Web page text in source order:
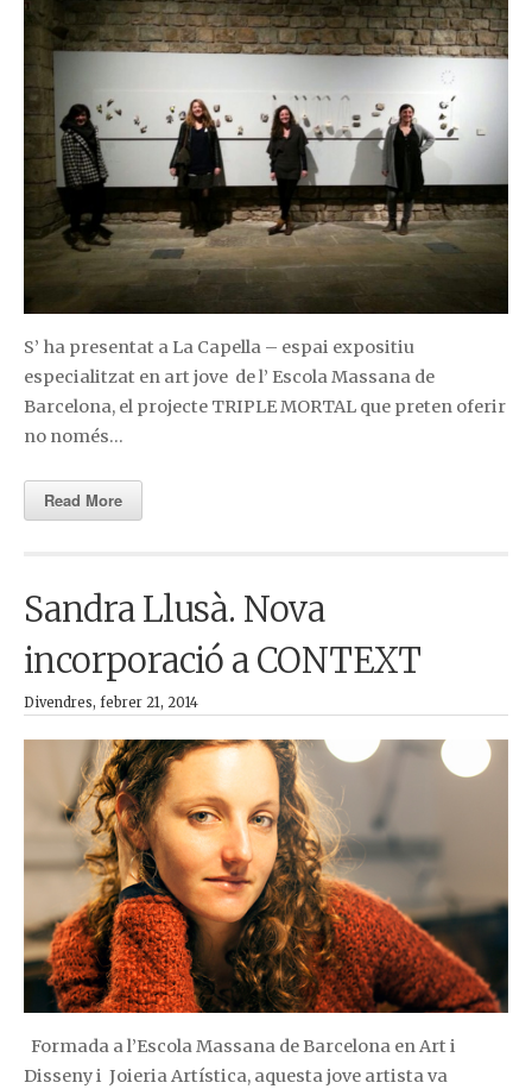
S’ ha presentat a La Capella – espai expositiu
especialitzat en art jove de l’ Escola Massana de
Barcelona, el projecte TRIPLE MORTAL que preten oferir
no només…
Read More
Sandra Llusà. Nova
incorporació a CONTEXT
Divendres, febrer 21, 2014
Formada a l’Escola Massana de Barcelona en Art i
Disseny i Joieria Artística, aquesta jove artista va